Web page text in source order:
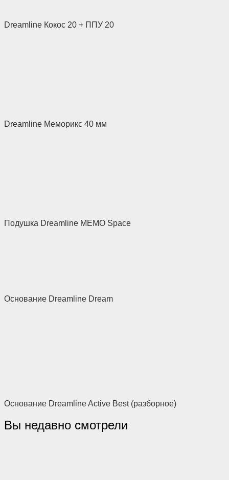
Dreamline Кокос 20 + ППУ 20
Dreamline Меморикс 40 мм
Подушка Dreamline MEMO Space
Основание Dreamline Dream
Основание Dreamline Active Best (разборное)
Вы недавно смотрели